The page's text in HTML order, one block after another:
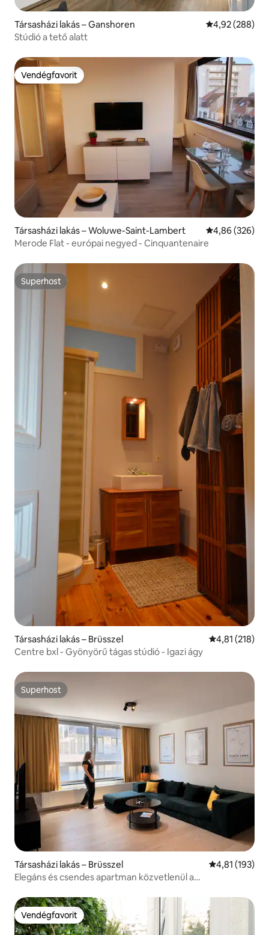
Társasházi lakás – Ganshoren Átlagos
4,92 (288)
Stúdió a tető alatt
Vendégfavorit
Vendégfavorit
Társasházi lakás – Woluwe-Saint-Lambert Átlagos
4,86 (326)
Merode Flat - európai negyed - Cinquantenaire
Superhost
Superhost
Társasházi lakás – Brüsszel Átlagos
4,81 (218)
Centre bxl - Gyönyörű tágas stúdió - Igazi ágy
Superhost
Superhost
Társasházi lakás – Brüsszel Átlagos
4,81 (193)
Elegáns és csendes apartman közvetlenül a
Vendégfavorit
Vendégfavorit